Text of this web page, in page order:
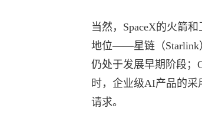
当然，SpaceX的火箭
地位——星链（Starlink
仍处于发展早期阶段；
时，企业级AI产品的采
请求。